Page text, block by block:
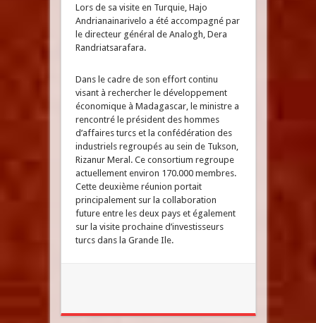
Lors de sa visite en Turquie, Hajo
Andrianainarivelo a été accompagné par
le directeur général de Analogh, Dera
Randriatsarafara.
Dans le cadre de son effort continu
visant à rechercher le développement
économique à Madagascar, le ministre a
rencontré le président des hommes
d’affaires turcs et la confédération des
industriels regroupés au sein de Tukson,
Rizanur Meral. Ce consortium regroupe
actuellement environ 170.000 membres.
Cette deuxième réunion portait
principalement sur ​​la collaboration
future entre les deux pays et également
sur la visite prochaine d’investisseurs
turcs dans la Grande Ile.